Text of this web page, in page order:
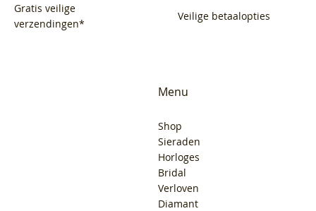
Gratis veilige
verzendingen*
Veilige betaalopties
Menu
Shop
Sieraden
Horloges
Bridal
Verloven
Diamant